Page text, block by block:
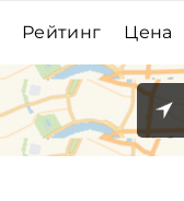
Рейтинг Цена